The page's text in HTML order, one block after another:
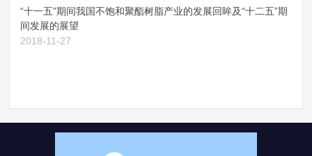
“十一五”期间我国不饱和聚酯树脂产业的发展回眸及“十二五”期
间发展的展望
2018-11-27